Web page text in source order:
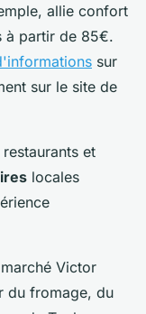
allie confort
à partir de 85€.
sur
sur le site de
et
locales
Victor
du fromage, du